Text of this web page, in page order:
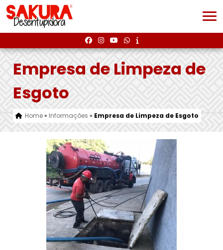
Empresa de Limpeza de
Esgoto
Home» Informações » Empresa de Limpeza de Esgoto